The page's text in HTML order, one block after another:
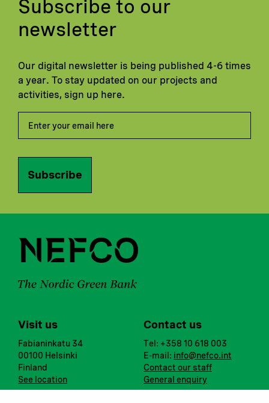
Subscribe to our
newsletter
Our digital newsletter is being published 4-6 times
a year. To stay updated on our projects and
activities, sign up here.
Subscribe
Visit us
Fabianinkatu 34
00100 Helsinki
Finland
See location
Contact us
Tel: +358 10 618 003
E-mail: info@nefco.int
Contact our staff
General enquiry